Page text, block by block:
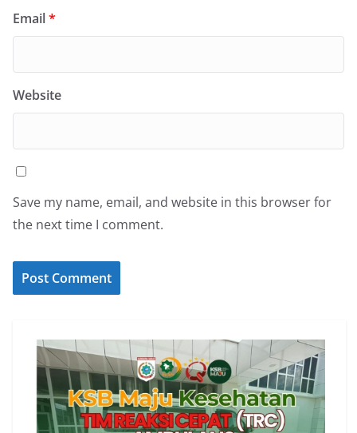
Email*
Website
Save my name, email, and website in this browser for
the next time I comment.